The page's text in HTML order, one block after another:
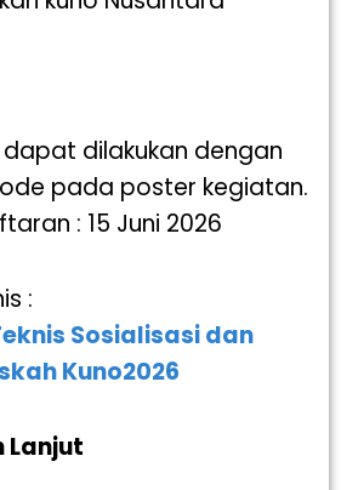
dilakukan dengan
pada poster kegiatan.
: 15 Juni 2026
:
Sosialisasi dan
Kuno2026
Lanjut